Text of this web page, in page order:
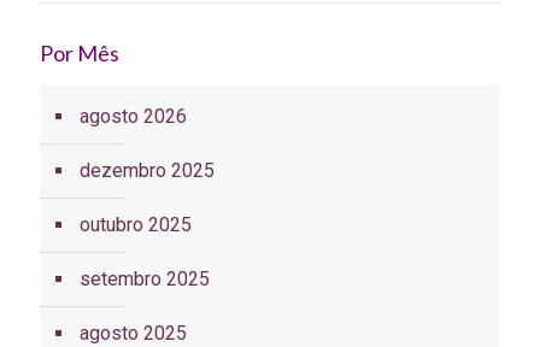
Por Mês
agosto 2026
dezembro 2025
outubro 2025
setembro 2025
agosto 2025